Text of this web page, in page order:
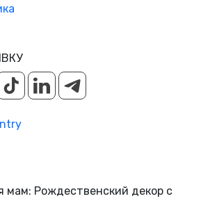
мам: Рождественский декор с